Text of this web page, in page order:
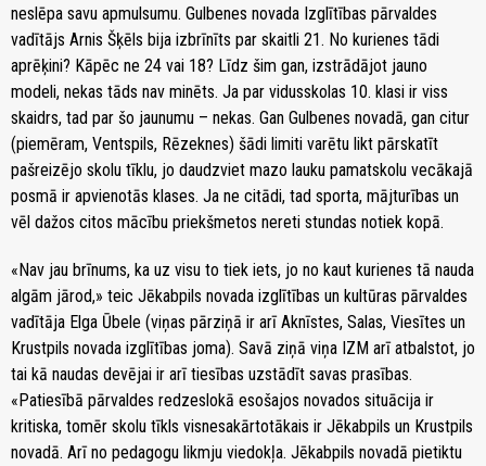
neslēpa savu apmulsumu. Gulbenes novada Izglītības pārvaldes
vadītājs Arnis Šķēls bija izbrīnīts par skaitli 21. No kurienes tādi
aprēķini? Kāpēc ne 24 vai 18? Līdz šim gan, izstrādājot jauno
modeli, nekas tāds nav minēts. Ja par vidusskolas 10. klasi ir viss
skaidrs, tad par šo jaunumu – nekas. Gan Gulbenes novadā, gan citur
(piemēram, Ventspils, Rēzeknes) šādi limiti varētu likt pārskatīt
pašreizējo skolu tīklu, jo daudzviet mazo lauku pamatskolu vecākajā
posmā ir apvienotās klases. Ja ne citādi, tad sporta, mājturības un
vēl dažos citos mācību priekšmetos nereti stundas notiek kopā.
«Nav jau brīnums, ka uz visu to tiek iets, jo no kaut kurienes tā nauda
algām jārod,» teic Jēkabpils novada izglītības un kultūras pārvaldes
vadītāja Elga Ūbele (viņas pārziņā ir arī Aknīstes, Salas, Viesītes un
Krustpils novada izglītības joma). Savā ziņā viņa IZM arī atbalstot, jo
tai kā naudas devējai ir arī tiesības uzstādīt savas prasības.
«Patiesībā pārvaldes redzeslokā esošajos novados situācija ir
kritiska, tomēr skolu tīkls visnesakārtotākais ir Jēkabpils un Krustpils
novadā. Arī no pedagogu likmju viedokļa. Jēkabpils novadā pietiktu